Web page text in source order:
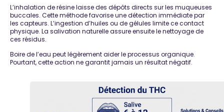
L’inhalation de résine laisse des dépôts directs sur les muqueuses
buccales. Cette méthode favorise unedétection immédiate par
les capteurs. L’ingestion d’huiles ou de gélules limite ce contact
physique. La salivation naturelle assure ensuite le nettoyage de
ces résidus.
Boire de l’eau peut légèrement aider le processus organique.
Pourtant, cette action ne garantit jamais un résultat négatif.